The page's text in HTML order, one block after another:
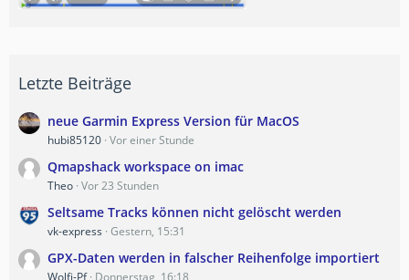
Letzte Beiträge
neue Garmin Express Version für MacOS
hubi85120 Vor einer Stunde
Qmapshack workspace on imac
Theo Vor 23 Stunden
Seltsame Tracks können nicht gelöscht werden
vk-express Gestern, 15:31
GPX-Daten werden in falscher Reihenfolge importiert